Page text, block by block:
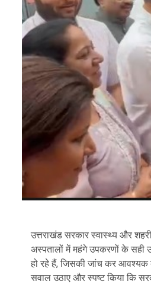
उत्तराखंड सरकार स्वास्थ्य और
अस्पतालों में महंगे उपकरणों के सही
हो रहे हैं, जिसकी जांच कर आवश्यक
सवाल उठाए और स्पष्ट किया कि